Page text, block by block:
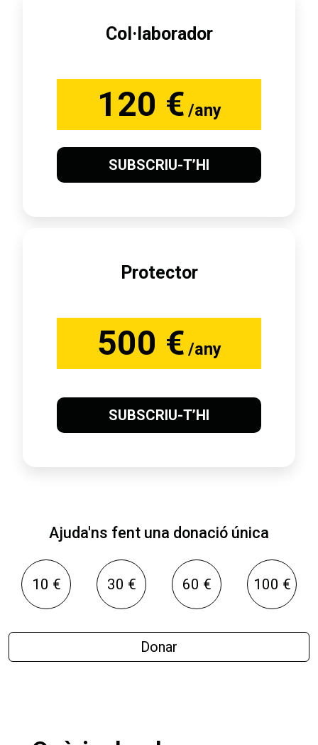
Col·laborador
120 € /any
SUBSCRIU-T’HI
Protector
500 € /any
SUBSCRIU-T’HI
Ajuda'ns fent una donació única
10 € 30 € 60 € 100 €
Donar